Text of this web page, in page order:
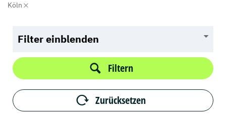
Köln
Filter einblenden
Filtern
Zurücksetzen